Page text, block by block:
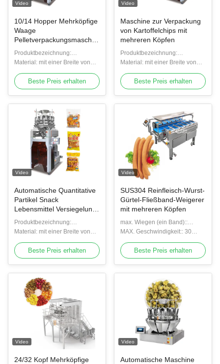
Video
10/14 Hopper Mehrköpfige
Waage
Pelletverpackungsmaschinen
Kunststofftüten Vertikale
Mehrköpfige Waage
Produktbezeichnung:
Verpackungsmaschine zum
Versiegeln von Lebensmitteln
Material: mit einer Breite von
nicht mehr als 20 mm
Beste Preis erhalten
Video
Maschine zur Verpackung
von Kartoffelchips mit
mehreren Köpfen
Produktbezeichnung:
Verpackungsmaschine zum
Versiegeln von Lebensmitteln
Material: mit einer Breite von
nicht mehr als 20 mm
Beste Preis erhalten
Video
Automatische Quantitative
Partikel Snack
Lebensmittel Versiegelung
Füllung Verpackung VFFS
Wiegen und Verpackung
Produktbezeichnung:
Verpackungsmaschine zum
Versiegeln von Lebensmitteln
Material: mit einer Breite von
nicht mehr als 20 mm
Beste Preis erhalten
Video
SUS304 Reinfleisch-Wurst-
Gürtel-Fließband-Weigerer
mit mehreren Köpfen
max. Wiegen (ein Band)::
2000g
MAX. Geschwindigkeit:: 30
WPM
Beste Preis erhalten
Video
24/32 Kopf Mehrköpfige
Video
Automatische Maschine